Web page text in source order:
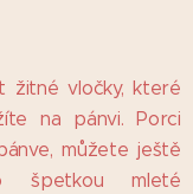
žitné vločky, které
na pánvi. Porci
můžete ještě
špetkou mleté